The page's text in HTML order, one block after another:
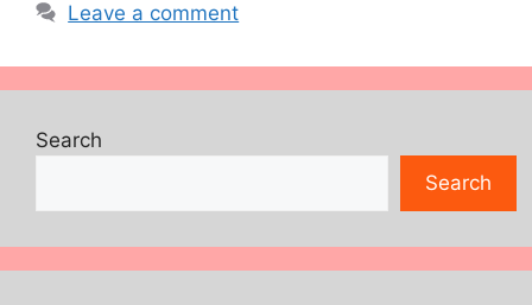
Leave a comment
Search
Search